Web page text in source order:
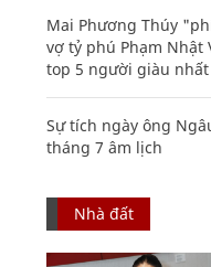
Mai Phương Thúy
vợ tỷ phú Phạm
top 5 người giàu nhất
Sự tích ngày ông
tháng 7 âm lịch
Nhà đất